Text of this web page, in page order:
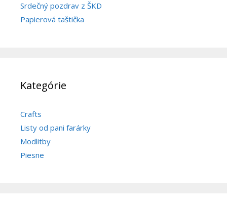
Srdečný pozdrav z ŠKD
Papierová taštička
Kategórie
Crafts
Listy od pani farárky
Modlitby
Piesne